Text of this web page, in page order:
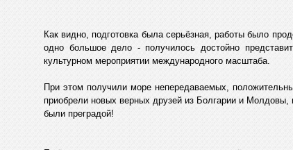
Как видно, подготовка была серьёзная, работы было
одно большое дело - получилось достойно
культурном мероприятии международного масштаба.
При этом получили море непередаваемых,
приобрели новых верных друзей из Болгарии и Молдовы,
были преградой!